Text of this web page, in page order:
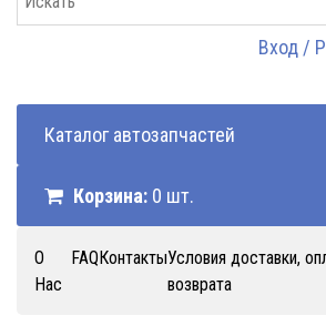
Вход /
Каталог автозапчастей
Корзина: 0 шт.
О
Нас
FAQКонтактыУсловия доставки,
возврата